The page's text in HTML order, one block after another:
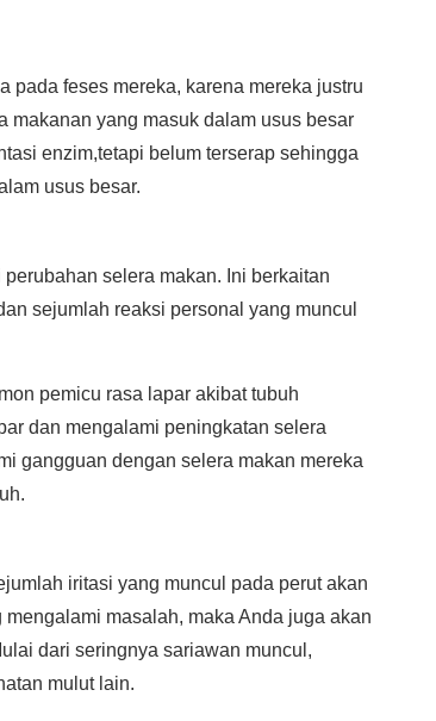
pada feses mereka, karena mereka justru
makanan yang masuk dalam usus besar
enzim,tetapi belum terserap sehingga
usus besar.
selera makan. Ini berkaitan
sejumlah reaksi personal yang muncul
pemicu rasa lapar akibat tubuh
dan mengalami peningkatan selera
gangguan dengan selera makan mereka
iritasi yang muncul pada perut akan
masalah, maka Anda juga akan
dari seringnya sariawan muncul,
mulut lain.